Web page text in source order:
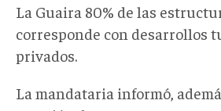
La Guaira 80% de las
corresponde con desarrollos
privados.
La mandataria informó,